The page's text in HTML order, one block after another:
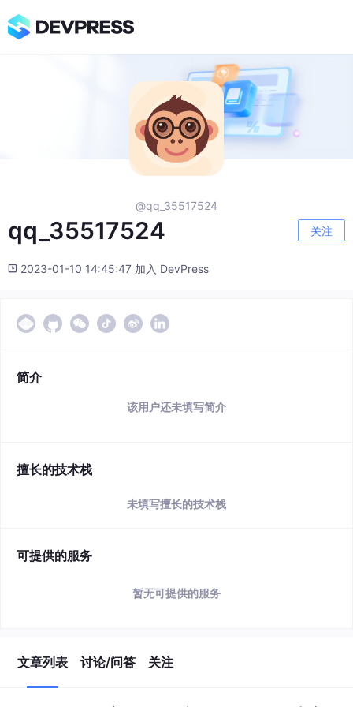
@qq_35517524
qq_35517524 关注
2023-01-10 14:45:47 加入 DevPress
简介
该用户还未填写简介
擅长的技术栈
未填写擅长的技术栈
可提供的服务
暂无可提供的服务
文章列表 讨论/问答 关注